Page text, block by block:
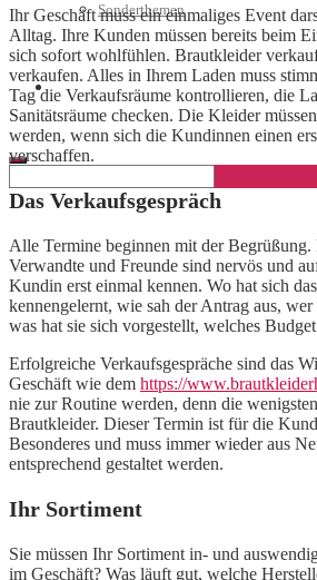
Sonderthemen
Geschäftskonto eröffnen
Ihr Geschäft muss ein einmaliges Event
Alltag. Ihre Kunden müssen bereits beim
sich sofort wohlfühlen. Brautkleider
verkaufen. Alles in Ihrem Laden muss
Tag die Verkaufsräume kontrollieren, die
Sanitätsräume checken. Die Kleider
werden, wenn sich die Kundinnen einen
verschaffen.
Das Verkaufsgespräch
Alle Termine beginnen mit der Begrüßung.
Verwandte und Freunde sind nervös und
Kundin erst einmal kennen. Wo hat sich
kennengelernt, wie sah der Antrag aus,
was hat sie sich vorgestellt, welches
Erfolgreiche Verkaufsgespräche sind das
Geschäft wie dem https://
nie zur Routine werden, denn die
Brautkleider. Dieser Termin ist für die
Besonderes und muss immer wieder aus
entsprechend gestaltet werden.
Ihr Sortiment
Sie müssen Ihr Sortiment in- und
im Geschäft? Was läuft gut, welche